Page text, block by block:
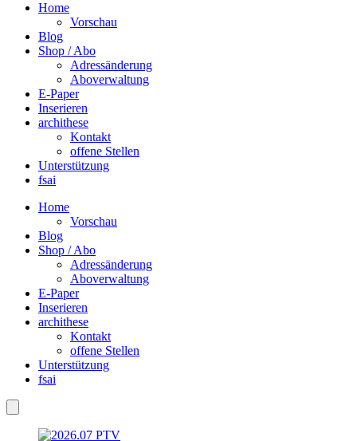
Home
Vorschau
Blog
Shop / Abo
Adressänderung
Aboverwaltung
E-Paper
Inserieren
archithese
Kontakt
offene Stellen
Unterstützung
fsai
Home
Vorschau
Blog
Shop / Abo
Adressänderung
Aboverwaltung
E-Paper
Inserieren
archithese
Kontakt
offene Stellen
Unterstützung
fsai